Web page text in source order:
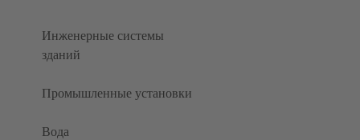
Инженерные системы
зданий
Промышленные установки
Вода